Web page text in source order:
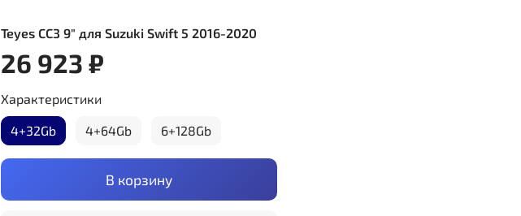
Teyes CC3 9" для Suzuki Swift 5 2016-2020
26 923 ₽
В корзину
Характеристики
4+32Gb 4+64Gb 6+128Gb